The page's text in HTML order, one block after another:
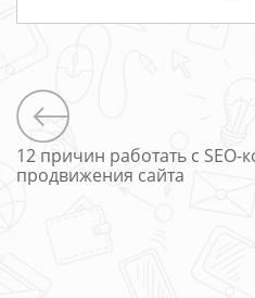
12 причин работать с SEO-
продвижения сайта